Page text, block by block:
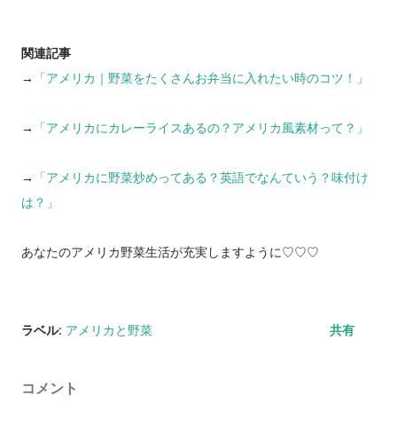
関連記事
→
「アメリカ｜野菜をたくさんお弁当に入れたい時のコツ！」
→ 「アメリカにカレーライスあるの？アメリカ風素材って？」
→
「アメリカに野菜炒めってある？英語でなんていう？味付け
は？」
あなたのアメリカ野菜生活が充実しますように♡♡♡
ラベル: アメリカと野菜 共有
コメント